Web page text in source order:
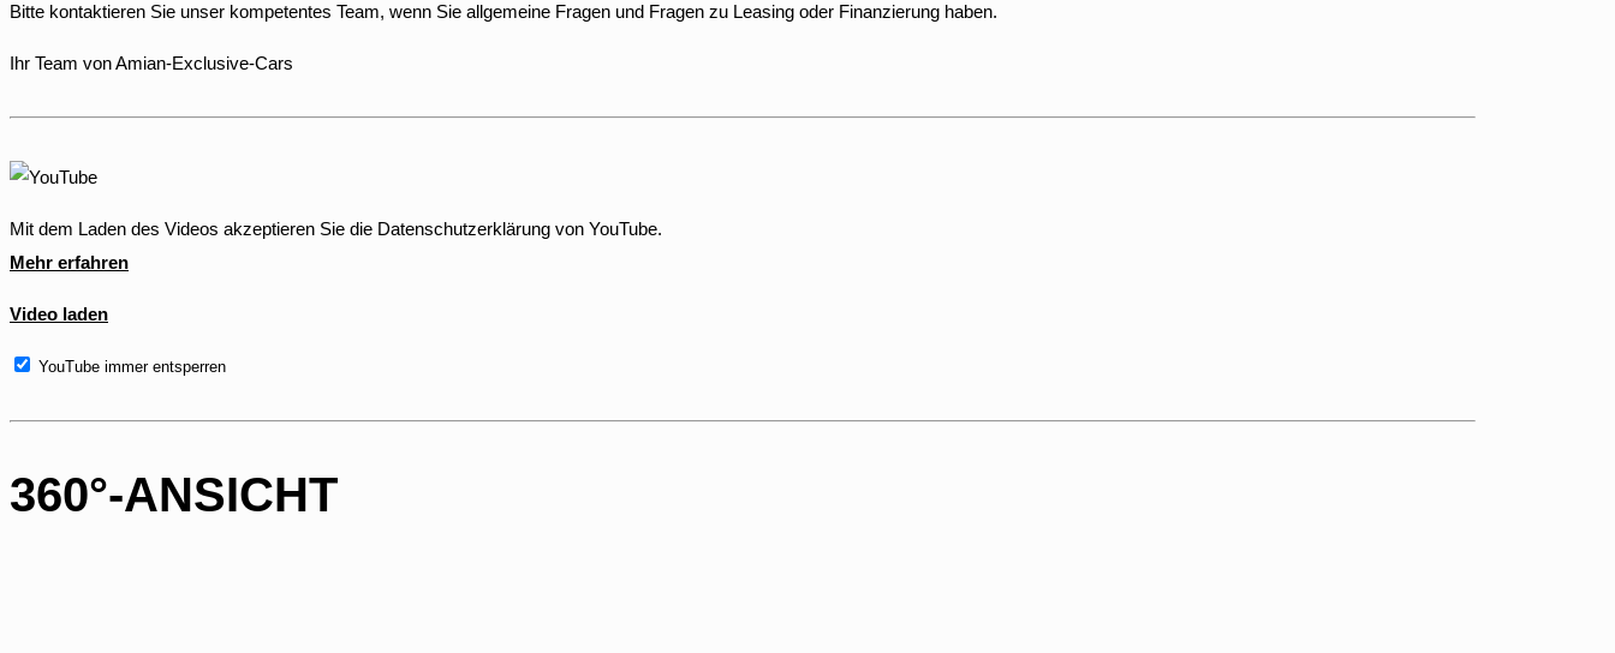
Bitte kontaktieren Sie unser kompetentes Team, wenn Sie allgemeine Fragen und Fragen zu Leasing oder Finanzierung haben.
Ihr Team von Amian-Exclusive-Cars
Mit dem Laden des Videos akzeptieren Sie die Datenschutzerklärung von YouTube.
Mehr erfahren
Video laden
YouTube immer entsperren
360°-ANSICHT